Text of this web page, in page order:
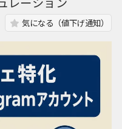
気になる（値下げ通知）